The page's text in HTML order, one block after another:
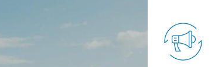
宜花東